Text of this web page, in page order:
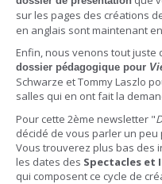
sur les pages des créations
en anglais sont maintenant
Enfin, nous venons tout
dossier pédagogique pour
Schwarze et Tommy Laszlo
salles qui en ont fait la
Pour cette 2ème newsletter "
décidé de vous parler un peu
Vous trouverez plus bas des
les dates des Spectacles et
qui composent ce cycle de